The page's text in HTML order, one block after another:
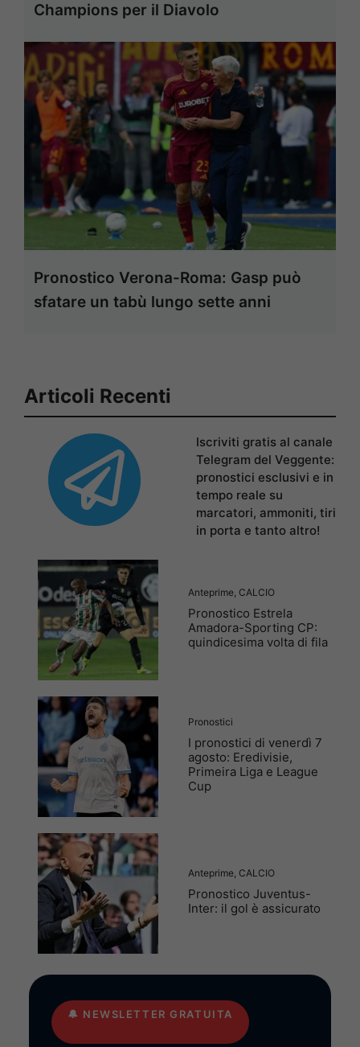
Champions per il Diavolo
Pronostico Verona-Roma: Gasp può
sfatare un tabù lungo sette anni
Articoli Recenti
Iscriviti gratis al canale
Telegram del Veggente:
pronostici esclusivi e in
tempo reale su
marcatori, ammoniti, tiri
in porta e tanto altro!
Anteprime, CALCIO
Pronostico Estrela
Amadora-Sporting CP:
quindicesima volta di fila
Pronostici
I pronostici di venerdì 7
agosto: Eredivisie,
Primeira Liga e League
Cup
Anteprime, CALCIO
Pronostico Juventus-
Inter: il gol è assicurato
🔔 NEWSLETTER GRATUITA